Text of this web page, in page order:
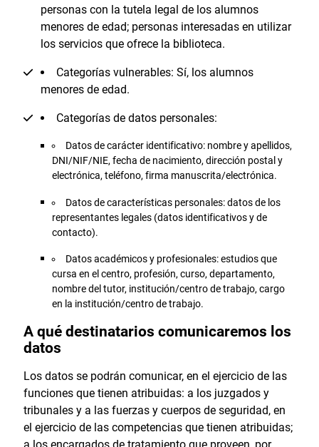
personas con la tutela legal de los alumnos
menores de edad; personas interesadas en utilizar
los servicios que ofrece la biblioteca.
Categorías vulnerables: Sí, los alumnos
menores de edad.
Categorías de datos personales:
Datos de carácter identificativo: nombre y apellidos,
DNI/NIF/NIE, fecha de nacimiento, dirección postal y
electrónica, teléfono, firma manuscrita/electrónica.
Datos de características personales: datos de los
representantes legales (datos identificativos y de
contacto).
Datos académicos y profesionales: estudios que
cursa en el centro, profesión, curso, departamento,
nombre del tutor, institución/centro de trabajo, cargo
en la institución/centro de trabajo.
A qué destinatarios comunicaremos los
datos
Los datos se podrán comunicar, en el ejercicio de las
funciones que tienen atribuidas: a los juzgados y
tribunales y a las fuerzas y cuerpos de seguridad, en
el ejercicio de las competencias que tienen atribuidas;
a los encargados de tratamiento que proveen, por